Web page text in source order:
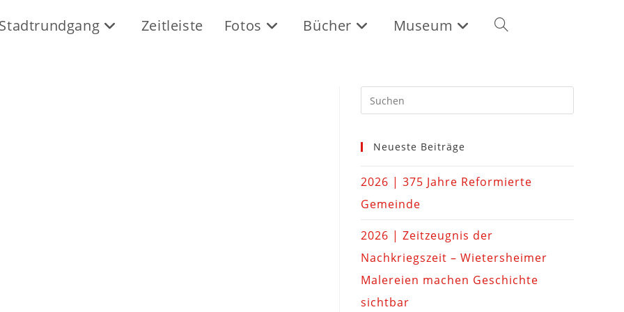
Zeitleiste Fotos Bücher Museum
Neueste Beiträge
2026 | 375 Jahre Reformierte
Gemeinde
2026 | Zeitzeugnis der
Nachkriegszeit – Wietersheimer
Malereien machen Geschichte
sichtbar